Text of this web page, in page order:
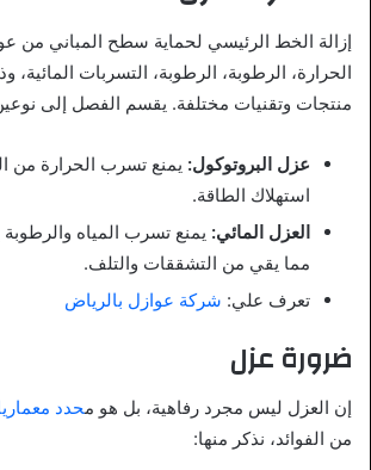
إزالة الخط الرئيسي لحماية سطح المباني من
الحرارة، الرطوبة، الرطوبة، التسربات المائية،
منتجات وتقنيات مختلفة. يقسم الفصل إلى
عزل البروتوكول: يمنع تسرب الحرارة من
استهلاك الطاقة.
العزل المائي: يمنع تسرب المياه والرطوبة
مما يقي من التشققات والتلف.
تعرف علي: شركة عوازل بالرياض
ضرورة عزل
إن العزل ليس مجرد رفاهية، بل هو محدد
من الفوائد، نذكر منها: